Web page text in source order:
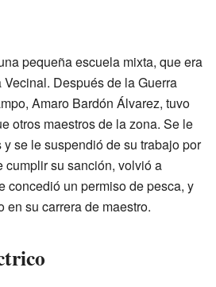
pequeña escuela mixta, que era
Después de la Guerra
Amaro Bardón Álvarez, tuvo
otros maestros de la zona. Se le
se le suspendió de su trabajo por
cumplir su sanción, volvió a
concedió un permiso de pesca, y
en su carrera de maestro.